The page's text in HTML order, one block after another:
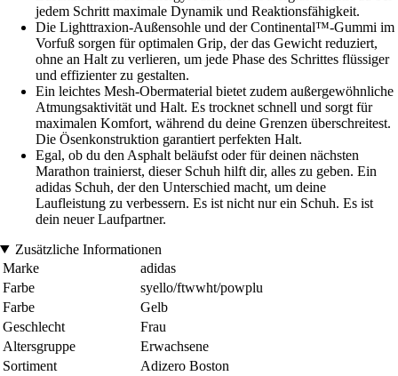
jedem Schritt maximale Dynamik und Reaktionsfähigkeit.
Die Lighttraxion-Außensohle und der Continental™-Gummi im
Vorfuß sorgen für optimalen Grip, der das Gewicht reduziert,
ohne an Halt zu verlieren, um jede Phase des Schrittes flüssiger
und effizienter zu gestalten.
Ein leichtes Mesh-Obermaterial bietet zudem außergewöhnliche
Atmungsaktivität und Halt. Es trocknet schnell und sorgt für
maximalen Komfort, während du deine Grenzen überschreitest.
Die Ösenkonstruktion garantiert perfekten Halt.
Egal, ob du den Asphalt beläufst oder für deinen nächsten
Marathon trainierst, dieser Schuh hilft dir, alles zu geben. Ein
adidas Schuh, der den Unterschied macht, um deine
Laufleistung zu verbessern. Es ist nicht nur ein Schuh. Es ist
dein neuer Laufpartner.
Zusätzliche Informationen
Marke
adidas
Farbe
syello/ftwwht/powplu
Farbe
Gelb
Geschlecht
Frau
Altersgruppe
Erwachsene
Sortiment
Adizero Boston